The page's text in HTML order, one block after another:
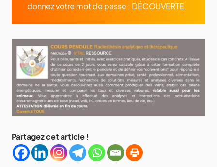
donnez votre mot de passe : DÉCOUVERTE.
Partagez cet article !